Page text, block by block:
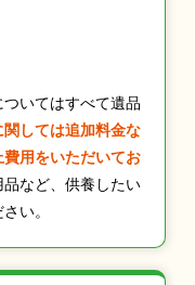
いてはすべて遺品
関しては追加料金な
用をいただいてお
など、供養したい
い。